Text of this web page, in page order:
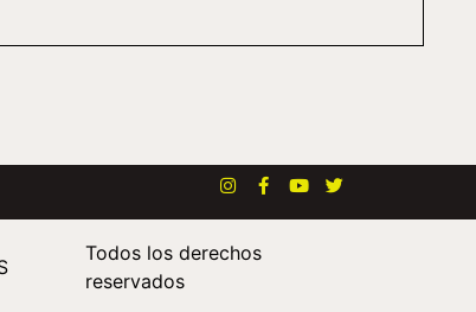
Todos los derechos
reservados